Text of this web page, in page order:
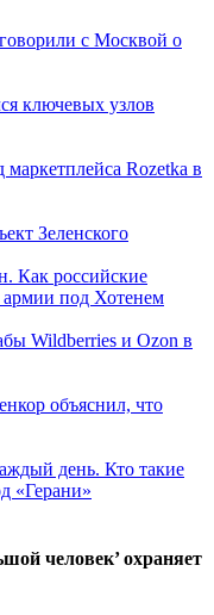
с Москвой о
ключевых узлов
Rozetka в
Зеленского
Как российские
под Хотенем
Wildberries и Ozon в
объяснил, что
день. Кто такие
«Герани»
человек’ охраняет